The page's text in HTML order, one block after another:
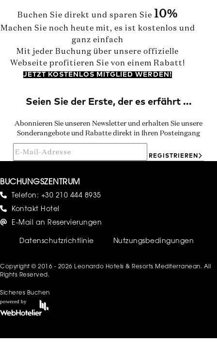
Buchen Sie direkt und sparen Sie 10%
Machen Sie noch heute mit, es ist kostenlos und
ganz einfach
Mit jeder Buchung über unsere offizielle
Webseite profitieren Sie von einem Rabatt!
JETZT KOSTENLOS MITGLIED WERDEN!
Abonnieren Sie unseren Newsletter und erhalten Sie unsere
Sonderangebote und Rabatte direkt in Ihren Posteingang
REGISTRIEREN
BUCHUNGSZENTRUM
Telefon: +30 210 444 8935
Kontakt Hotel
E-Mail an Reservierungen
Copyright © 2016 - 2026 Leonardo Hotels & Resorts Mediterranean. All
Rights Reserved.
Datenschutzrichtlinie Nutzungsbedingungen
Sicheres Buchen